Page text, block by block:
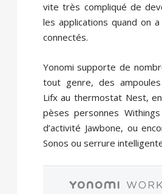
vite très compliqué de
les applications quand on
connectés.
Yonomi supporte de
tout genre, des
Lifx au thermostat Nest,
pèses personnes
d’activité Jawbone, ou
Sonos ou serrure